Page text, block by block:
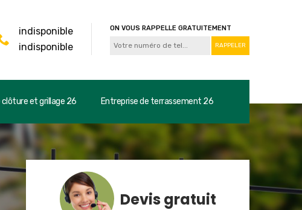
indisponible
indisponible
ON VOUS RAPPELLE GRATUITEMENT
clôture et grillage 26 Entreprise de terrassement 26
Devis gratuit